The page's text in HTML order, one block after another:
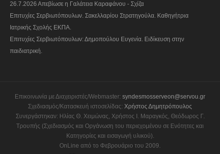
26.7.2026 Απεβίωσε η Γαλάτεια Καραφάνου - Σχίζα
Επιτυχίες Σερβιωτόπουλων. Σακελλαρίου Στρατηγούλα. Καθηγήτρια
Ιατρικής Σχολής ΕΚΠΑ.
Επιτυχίες Σερβιωτόπουλων: Δημοπούλου Ευγενία. Ειδίκευση στην
παιδιατρική.
Επικοινωνία με Διαχειριστές/Webmaster: syndesmosserveon@servou.gr
Σχεδιασμός/Κατασκευή ιστοσελίδας: Χρήστος Δημητρόπουλος
Συνεργάστηκαν: Ηλίας Θ. Χειμώνας, Χρήστος Ι. Μαραγκός, Θεόδωρος Γ.
Τρουπής (Σχεδιασμός και Οργάνωση του περιεχομένου σε Ενότητες και
Κατηγορίες και εισαγωγή υλικού).
OnLine από το Φεβρουάριο του 2009.